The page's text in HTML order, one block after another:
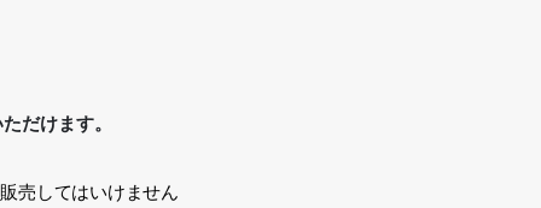
だけます。
売してはいけません